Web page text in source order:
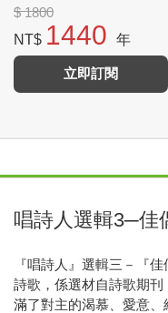
$ 1800
NT$ 1440 年
立即訂閱
唱詩人選輯3─佳
『唱詩人』選輯三－『
詩歌，係選材自詩歌期
滿了對主的渴慕、愛意